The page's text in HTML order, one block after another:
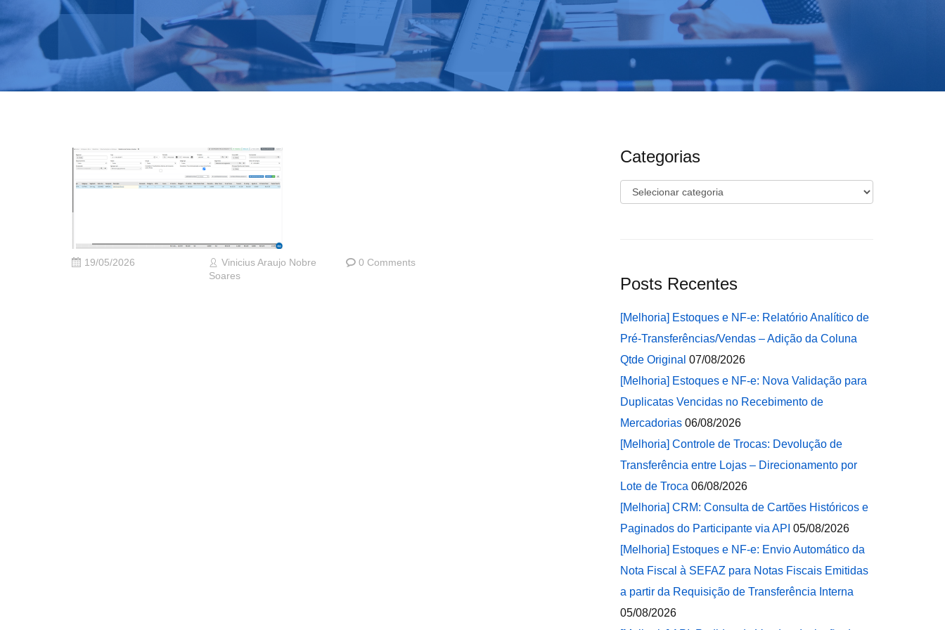
19/05/2026
Vinicius Araujo Nobre
Soares
0 Comments
Categorias
Categorias
Posts Recentes
[Melhoria] Estoques e NF-e: Relatório Analítico de
Pré-Transferências/Vendas – Adição da Coluna
Qtde Original 07/08/2026
[Melhoria] Estoques e NF-e: Nova Validação para
Duplicatas Vencidas no Recebimento de
Mercadorias 06/08/2026
[Melhoria] Controle de Trocas: Devolução de
Transferência entre Lojas – Direcionamento por
Lote de Troca 06/08/2026
[Melhoria] CRM: Consulta de Cartões Históricos e
Paginados do Participante via API 05/08/2026
[Melhoria] Estoques e NF-e: Envio Automático da
Nota Fiscal à SEFAZ para Notas Fiscais Emitidas
a partir da Requisição de Transferência Interna
05/08/2026